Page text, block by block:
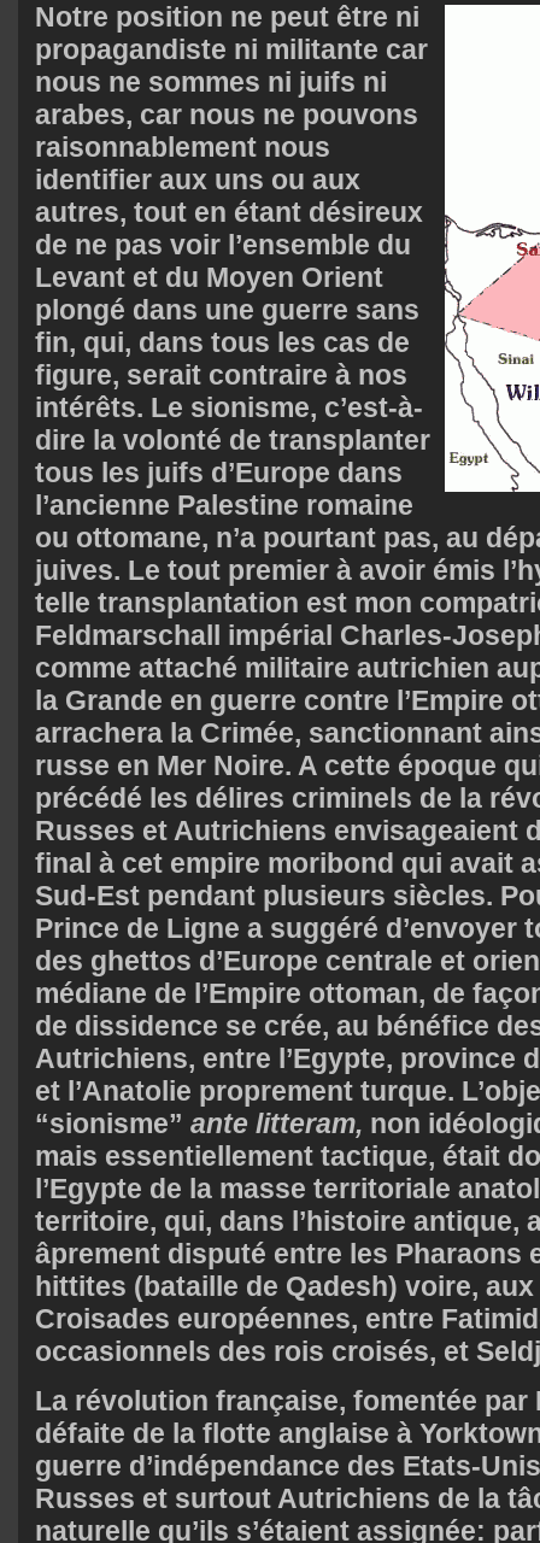
Notre position ne peut être ni
propagandiste ni militante car
nous ne sommes ni juifs ni
arabes, car nous ne pouvons
raisonnablement nous
identifier aux uns ou aux
autres, tout en étant désireux
de ne pas voir l’ensemble du
Levant et du Moyen Orient
plongé dans une guerre sans
fin, qui, dans tous les cas de
figure, serait contraire à nos
intérêts. Le sionisme, c’est-à-
dire la volonté de transplanter
tous les juifs d’Europe dans
l’ancienne Palestine romaine
ou ottomane, n’a pourtant pas, au
juives. Le tout premier à avoir émis
telle transplantation est mon
Feldmarschall impérial Charles-
comme attaché militaire autrichien
la Grande en guerre contre l’Empire
arrachera la Crimée, sanctionnant
russe en Mer Noire. A cette époque
précédé les délires criminels de la
Russes et Autrichiens envisageaient
final à cet empire moribond qui avait
Sud-Est pendant plusieurs siècles.
Prince de Ligne a suggéré d’envoyer
des ghettos d’Europe centrale et
médiane de l’Empire ottoman, de
de dissidence se crée, au bénéfice
Autrichiens, entre l’Egypte, province
et l’Anatolie proprement turque.
“sionisme” ante litteram, non
mais essentiellement tactique, était
l’Egypte de la masse territoriale
territoire, qui, dans l’histoire antique,
âprement disputé entre les Pharaons
hittites (bataille de Qadesh) voire,
Croisades européennes, entre
occasionnels des rois croisés, et
La révolution française, fomentée par
défaite de la flotte anglaise à
guerre d’indépendance des Etats-
Russes et surtout Autrichiens de la
naturelle qu’ils s’étaient assignée: